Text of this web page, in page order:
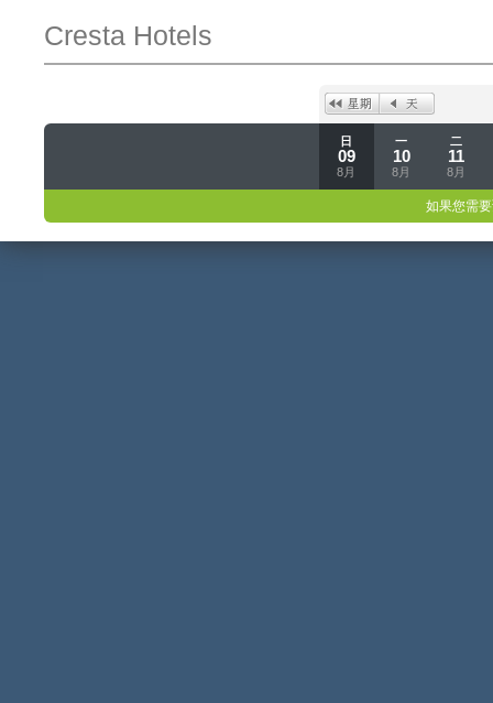
Cresta Hotels
日
09
8月
一
10
8月
二
11
8月
如果您需